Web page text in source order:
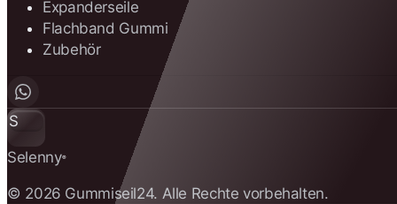
Expanderseile
Flachband Gummi
Zubehör
S
Selenny®
© 2026 Gummiseil24. Alle Rechte vorbehalten.